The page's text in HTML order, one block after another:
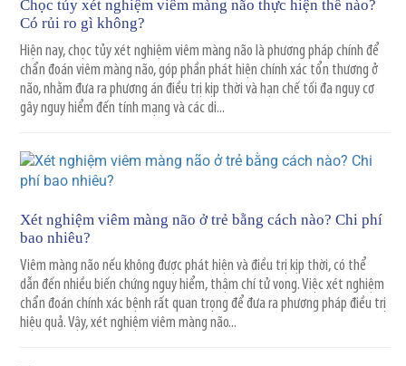
Chọc tủy xét nghiệm viêm màng não thực hiện thế nào?
Có rủi ro gì không?
Hiện nay, chọc tủy xét nghiệm viêm màng não là phương pháp chính để
chẩn đoán viêm màng não, góp phần phát hiện chính xác tổn thương ở
não, nhằm đưa ra phương án điều trị kịp thời và hạn chế tối đa nguy cơ
gây nguy hiểm đến tính mạng và các di...
Xét nghiệm viêm màng não ở trẻ bằng cách nào? Chi phí
bao nhiêu?
Viêm màng não nếu không được phát hiện và điều trị kịp thời, có thể
dẫn đến nhiều biến chứng nguy hiểm, thậm chí tử vong. Việc xét nghiệm
chẩn đoán chính xác bệnh rất quan trọng để đưa ra phương pháp điều trị
hiệu quả. Vậy, xét nghiệm viêm màng não...